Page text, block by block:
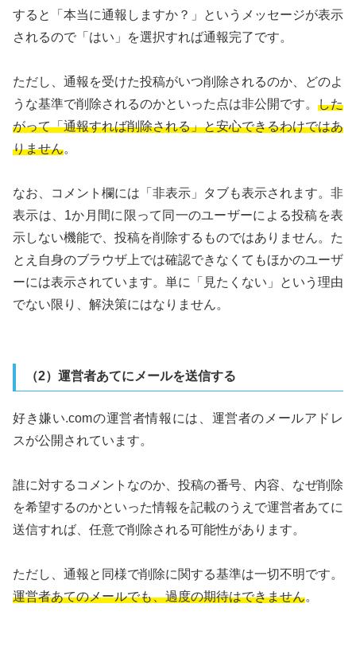
すると「本当に通報しますか？」というメッセージが表示
されるので「はい」を選択すれば通報完了です。
ただし、通報を受けた投稿がいつ削除されるのか、どのよ
うな基準で削除されるのかといった点は非公開です。 した
がって「通報すれば削除される」と安心できるわけではあ
りません。
なお、コメント欄には「非表示」タブも表示されます。非
表示は、1か月間に限って同一のユーザーによる投稿を表
示しない機能で、投稿を削除するものではありません。た
とえ自身のブラウザ上では確認できなくてもほかのユーザ
ーには表示されています。単に「見たくない」という理由
でない限り、解決策にはなりません。
（2）運営者あてにメールを送信する
好き嫌い.comの運営者情報には、運営者のメールアドレ
スが公開されています。
誰に対するコメントなのか、投稿の番号、内容、なぜ削除
を希望するのかといった情報を記載のうえで運営者あてに
送信すれば、任意で削除される可能性があります。
ただし、通報と同様で削除に関する基準は一切不明です。
運営者あてのメールでも、過度の期待はできません。